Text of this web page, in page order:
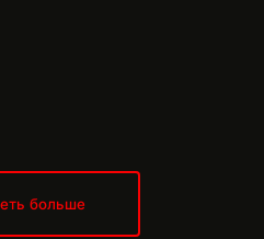
больше